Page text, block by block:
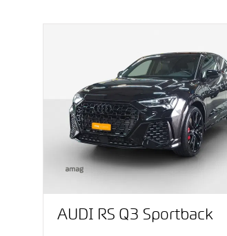
AUDI RS Q3 Sportback